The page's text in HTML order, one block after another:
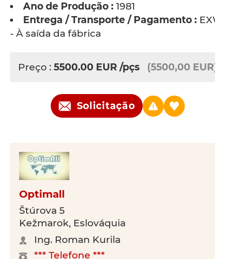
Ano de Produção : 1981
Entrega / Transporte / Pagamento : EXW
- À saída da fábrica
Preço : 5500.00 EUR /pçs (5500,00 EUR)
Solicitação
Optimall
Štúrova 5
Kežmarok, Eslováquia
Ing. Roman Kurila
*** Telefone ***